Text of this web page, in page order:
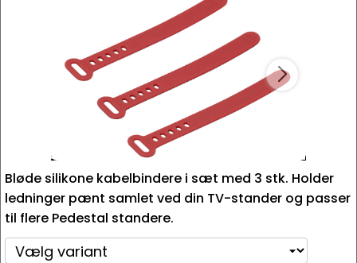
Bløde silikone kabelbindere i sæt med 3 stk. Holder
ledninger pænt samlet ved din TV-stander og passer
til flere Pedestal standere.